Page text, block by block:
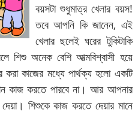
বয়সটা শুধুমাত্র খেলার বয়স!
তবে আপনি কি জানেন, এই
খেলার ছলেই ঘরের টুকিটাকি
শিশু অনেক বেশি আত্মবিশ্বাসী হয়ে
কাজের মধ্যে পার্থক্য হলো একটি
কাজ করতে পারবে না। আর আপনার
শিশুকে কাজ করতে দেয়ার মানে